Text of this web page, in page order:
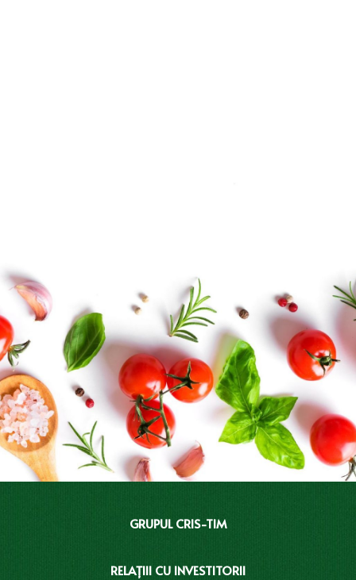
GRUPUL CRIS-TIM
RELAȚIII CU INVESTITORII